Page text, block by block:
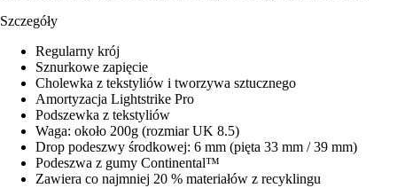
Szczegóły
Regularny krój
Sznurkowe zapięcie
Cholewka z tekstyliów i tworzywa sztucznego
Amortyzacja Lightstrike Pro
Podszewka z tekstyliów
Waga: około 200g (rozmiar UK 8.5)
Drop podeszwy środkowej: 6 mm (pięta 33 mm / 39 mm)
Podeszwa z gumy Continental™
Zawiera co najmniej 20 % materiałów z recyklingu